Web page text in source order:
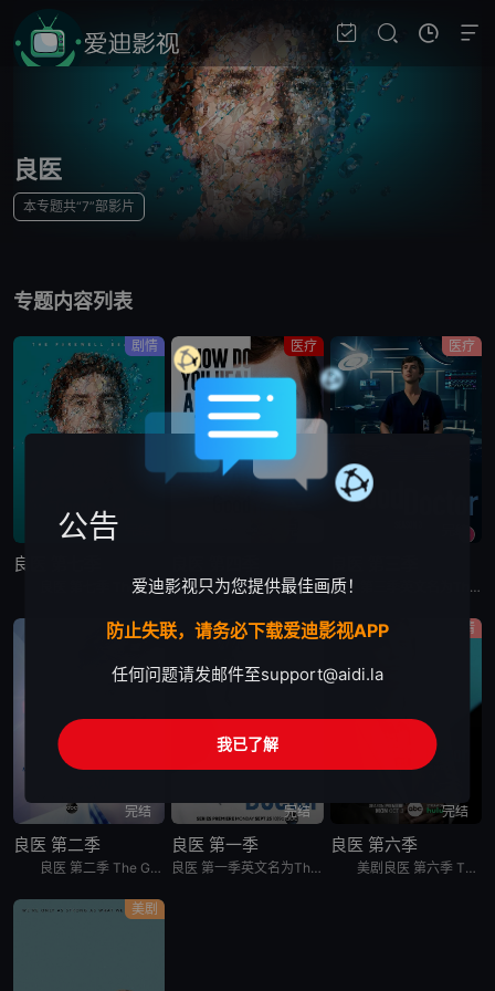
良医
本专题共“7”部影片
专题内容列表
剧情
良医 第七季
良医 第七季 The Good Doctor Season 7是2024年剧情美剧。《良医 第七季》讲述的是：年轻外科医生肖恩·墨菲（弗莱迪·海默 Freddie Highmore 饰）患有自闭症
医疗
在良医 第四季的首播集中，疾病大流行已延烧数月，剧集将透过尚恩墨非的观点，阐述全球医务人员正面对的挫败感，令人喘不过气的不确定性、危险和失败。
医疗
良医 第三季英文名为The Good Doctor Season 3，是2019年上映的美剧。ABC正式续订#The Good Doctor##良医#第三季！
医疗
完结
良医 第二季
良医 第二季 The Good Doctor Season 2改编自朴才范执笔之同名韩国电视剧，由大卫·萧尔开发，在ABC播出的美国医学电视剧。本剧由ABC工作室与索尼影业电视共同制作，韩裔男星金
美剧
完结
良医 第一季
良医 第一季英文名为The Good Doctor Season 1，是2017年美剧。《豪斯医生House》主创DavidShore联同DanielDaeKim开发ABC医务剧《好医生TheGoodDoctor》，根据韩剧所改篇的《好医生》由DavidShore编剧，讲述一个年轻﹑
剧情
完结
良医 第六季
美剧良医 第六季 The Good Doctor Season 6。ABC续订弗莱迪·海默主演《良医》第6季。
美剧
公告
爱迪影视只为您提供最佳画质！
防止失联，请务必下载爱迪影视APP
任何问题请发邮件至support@aidi.la
我已了解